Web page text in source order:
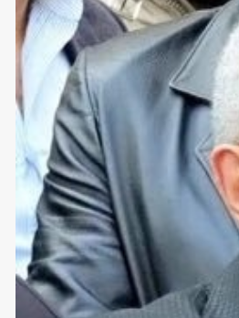
ولبنان قد يسلّمه إلى السلطة